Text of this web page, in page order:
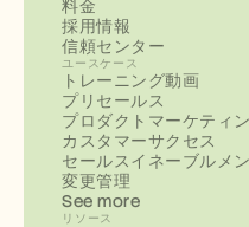
料金
採用情報
信頼センター
ユースケース
トレーニング動画
プリセールス
プロダクトマーケティ
カスタマーサクセス
セールスイネーブルメ
変更管理
See more
リソース